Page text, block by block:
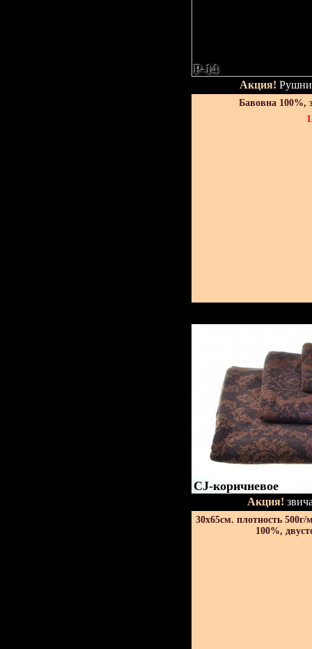
P-14
Акция!
Бавовна 100%,
CJ-коричневое
Акция!
30х65см. плотность 500г/
100%,